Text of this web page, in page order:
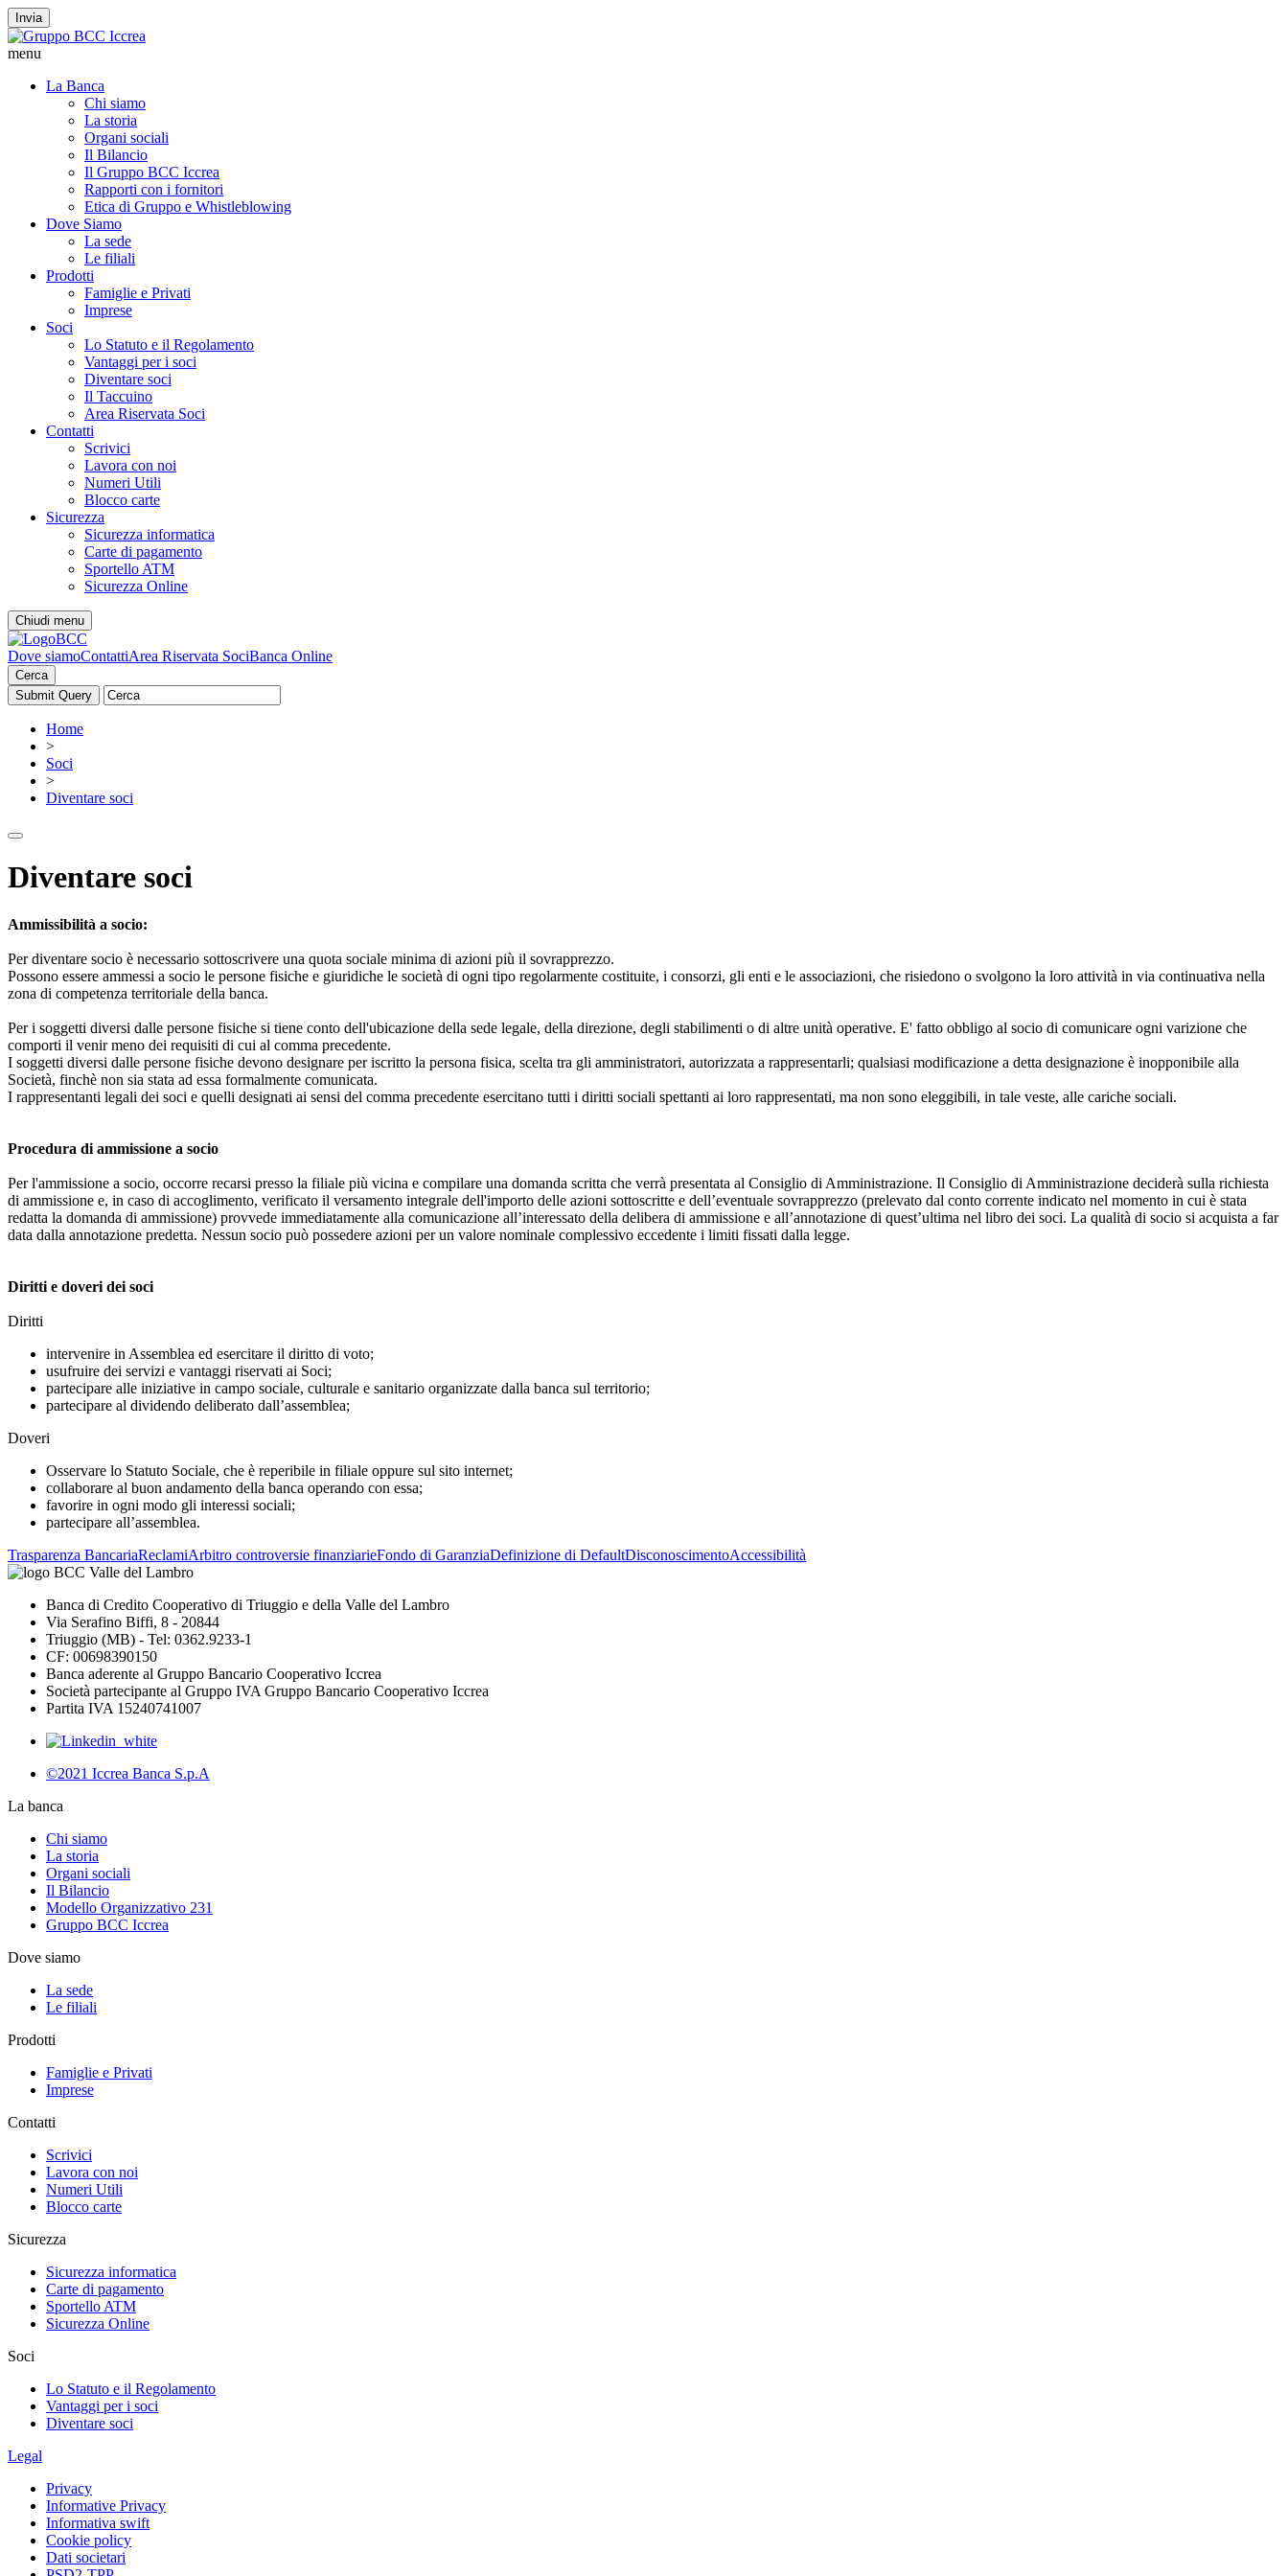
Invia
menu
La Banca
Chi siamo
La storia
Organi sociali
Il Bilancio
Il Gruppo BCC Iccrea
Rapporti con i fornitori
Etica di Gruppo e Whistleblowing
Dove Siamo
La sede
Le filiali
Prodotti
Famiglie e Privati
Imprese
Soci
Lo Statuto e il Regolamento
Vantaggi per i soci
Diventare soci
Il Taccuino
Area Riservata Soci
Contatti
Scrivici
Lavora con noi
Numeri Utili
Blocco carte
Sicurezza
Sicurezza informatica
Carte di pagamento
Sportello ATM
Sicurezza Online
Chiudi menu
Dove siamoContattiArea Riservata SociBanca Online
Cerca
Home
>
Soci
>
Diventare soci
Diventare soci
Ammissibilità a socio:
Per diventare socio è necessario sottoscrivere una quota sociale minima di azioni più il sovrapprezzo.
Possono essere ammessi a socio le persone fisiche e giuridiche le società di ogni tipo regolarmente costituite, i consorzi, gli enti e le associazioni, che risiedono o svolgono la loro attività in via continuativa nella
zona di competenza territoriale della banca.
Per i soggetti diversi dalle persone fisiche si tiene conto dell'ubicazione della sede legale, della direzione, degli stabilimenti o di altre unità operative. E' fatto obbligo al socio di comunicare ogni varizione che
comporti il venir meno dei requisiti di cui al comma precedente.
I soggetti diversi dalle persone fisiche devono designare per iscritto la persona fisica, scelta tra gli amministratori, autorizzata a rappresentarli; qualsiasi modificazione a detta designazione è inopponibile alla
Società, finchè non sia stata ad essa formalmente comunicata.
I rappresentanti legali dei soci e quelli designati ai sensi del comma precedente esercitano tutti i diritti sociali spettanti ai loro rappresentati, ma non sono eleggibili, in tale veste, alle cariche sociali.
Procedura di ammissione a socio
Per l'ammissione a socio, occorre recarsi presso la filiale più vicina e compilare una domanda scritta che verrà presentata al Consiglio di Amministrazione. Il Consiglio di Amministrazione deciderà sulla richiesta
di ammissione e, in caso di accoglimento, verificato il versamento integrale dell'importo delle azioni sottoscritte e dell’eventuale sovrapprezzo (prelevato dal conto corrente indicato nel momento in cui è stata
redatta la domanda di ammissione) provvede immediatamente alla comunicazione all’interessato della delibera di ammissione e all’annotazione di quest’ultima nel libro dei soci. La qualità di socio si acquista a far
data dalla annotazione predetta. Nessun socio può possedere azioni per un valore nominale complessivo eccedente i limiti fissati dalla legge.
Diritti e doveri dei soci
Diritti
intervenire in Assemblea ed esercitare il diritto di voto;
usufruire dei servizi e vantaggi riservati ai Soci;
partecipare alle iniziative in campo sociale, culturale e sanitario organizzate dalla banca sul territorio;
partecipare al dividendo deliberato dall’assemblea;
Doveri
Osservare lo Statuto Sociale, che è reperibile in filiale oppure sul sito internet;
collaborare al buon andamento della banca operando con essa;
favorire in ogni modo gli interessi sociali;
partecipare all’assemblea.
Trasparenza BancariaReclamiArbitro controversie finanziarieFondo di GaranziaDefinizione di DefaultDisconoscimentoAccessibilità
Banca di Credito Cooperativo di Triuggio e della Valle del Lambro
Via Serafino Biffi, 8 - 20844
Triuggio (MB) - Tel: 0362.9233-1
CF: 00698390150
Banca aderente al Gruppo Bancario Cooperativo Iccrea
Società partecipante al Gruppo IVA Gruppo Bancario Cooperativo Iccrea
Partita IVA 15240741007
©2021 Iccrea Banca S.p.A
La banca
Chi siamo
La storia
Organi sociali
Il Bilancio
Modello Organizzativo 231
Gruppo BCC Iccrea
Dove siamo
La sede
Le filiali
Prodotti
Famiglie e Privati
Imprese
Contatti
Scrivici
Lavora con noi
Numeri Utili
Blocco carte
Sicurezza
Sicurezza informatica
Carte di pagamento
Sportello ATM
Sicurezza Online
Soci
Lo Statuto e il Regolamento
Vantaggi per i soci
Diventare soci
Legal
Privacy
Informative Privacy
Informativa swift
Cookie policy
Dati societari